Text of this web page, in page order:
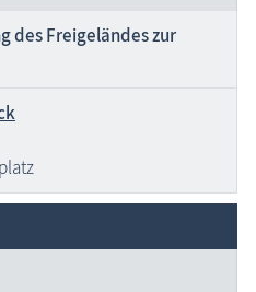
des Freigeländes zur